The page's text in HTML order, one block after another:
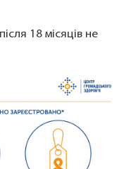
18 місяців не